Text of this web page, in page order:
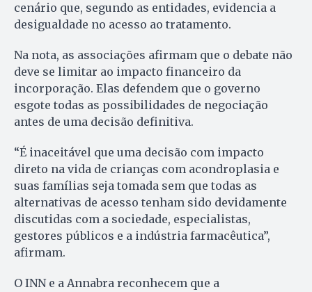
cenário que, segundo as entidades, evidencia a
desigualdade no acesso ao tratamento.
Na nota, as associações afirmam que o debate não
deve se limitar ao impacto financeiro da
incorporação. Elas defendem que o governo
esgote todas as possibilidades de negociação
antes de uma decisão definitiva.
“É inaceitável que uma decisão com impacto
direto na vida de crianças com acondroplasia e
suas famílias seja tomada sem que todas as
alternativas de acesso tenham sido devidamente
discutidas com a sociedade, especialistas,
gestores públicos e a indústria farmacêutica”,
afirmam.
O INN e a Annabra reconhecem que a